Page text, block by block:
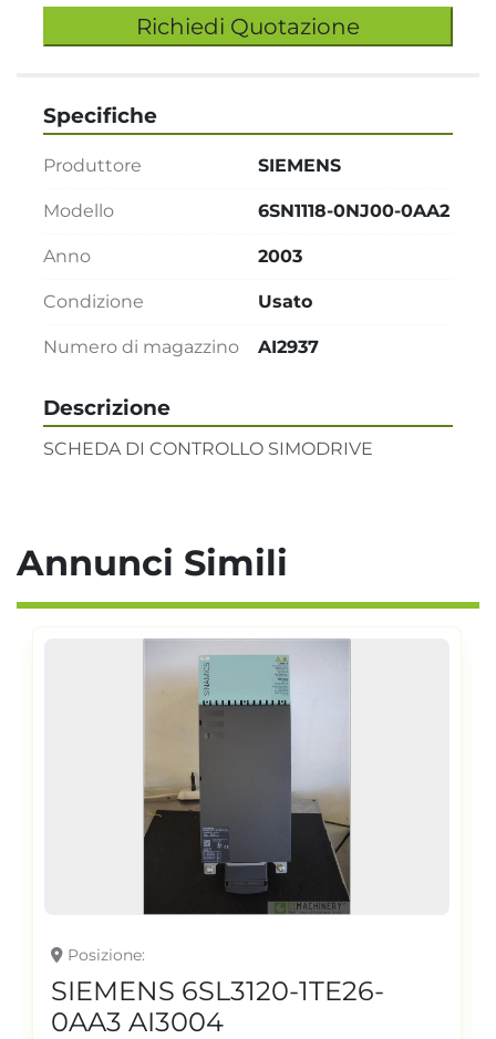
Richiedi Quotazione
Descrizione
SCHEDA DI CONTROLLO SIMODRIVE
Specifiche
Produttore SIEMENS
Modello 6SN1118-0NJ00-0AA2
Anno 2003
Condizione Usato
Numero di magazzino AI2937
Annunci Simili
Posizione
SIEMENS 6SL3120-1TE26-
0AA3 AI3004